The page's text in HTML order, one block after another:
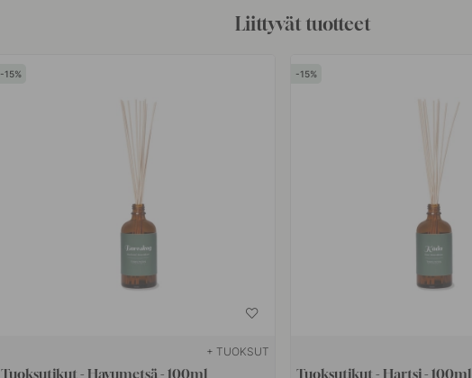
Liittyvät tuotteet
15
+ TUOKSUT
Tuoksutikut - Havumetsä - 100ml
15
Tuoksutikut - Hartsi - 100ml